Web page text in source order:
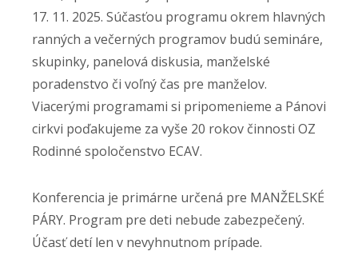
17. 11. 2025. Súčasťou programu okrem hlavných
ranných a večerných programov budú semináre,
skupinky, panelová diskusia, manželské
poradenstvo či voľný čas pre manželov.
Viacerými programami si pripomenieme a Pánovi
cirkvi poďakujeme za vyše 20 rokov činnosti OZ
Rodinné spoločenstvo ECAV.
Konferencia je primárne určená pre MANŽELSKÉ
PÁRY. Program pre deti nebude zabezpečený.
Účasť detí len v nevyhnutnom prípade.